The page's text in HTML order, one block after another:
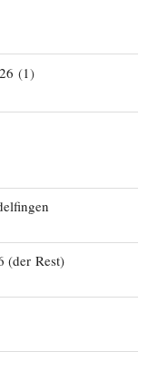
(1)
(der Rest)